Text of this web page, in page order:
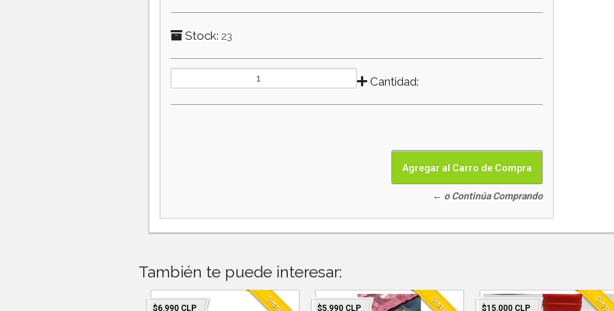
Stock: 23
Cantidad:
← o Continúa Comprando
También te puede interesar:
$6.990 CLP $5.990 CLP $15.000 CLP